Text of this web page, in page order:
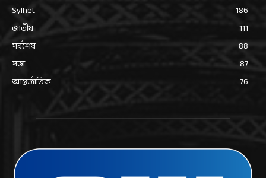
Sylhet
186
জাতীয়
111
সর্বশেষ
88
সভা
87
আন্তর্জাতিক
76